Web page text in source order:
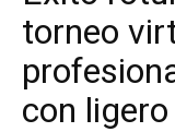
torneo
con